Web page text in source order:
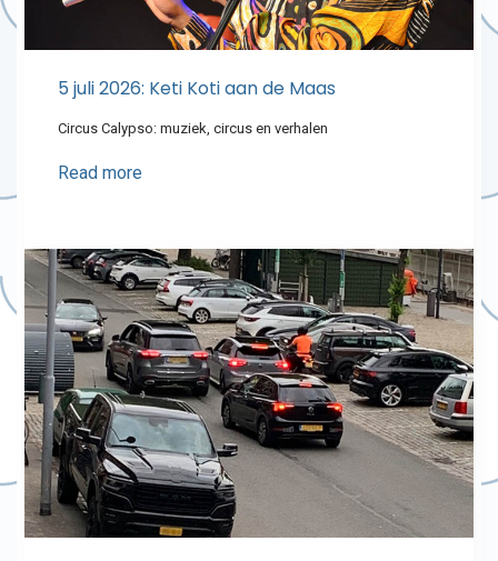
5 juli 2026: Keti Koti aan de Maas
Circus Calypso: muziek, circus en verhalen
Read more